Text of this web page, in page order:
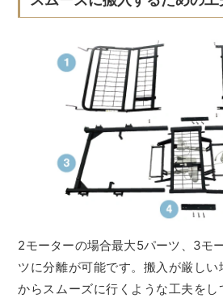
2モーターの場合最大5パーツ、3モ
ツに分離が可能です。搬入が厳し
からスムーズに行くような工夫を